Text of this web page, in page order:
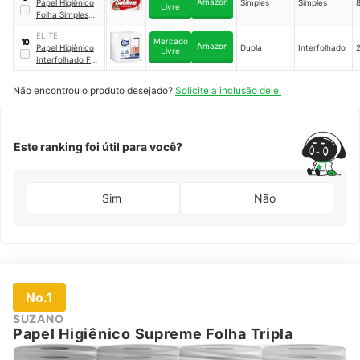
Papel Higiênico
Folha Simples
Livre
Simples Simples
10
ELITE
Papel Higiênico
Interfolhado FD
Excellence
Mercado
Livre
Amazon Dupla Interfolhado
Não encontrou o produto desejado? Solicite a inclusão dele.
Este ranking foi útil para você?
Sim Não
No.1
SUZANO
Papel Higiênico Supreme Folha Tripla